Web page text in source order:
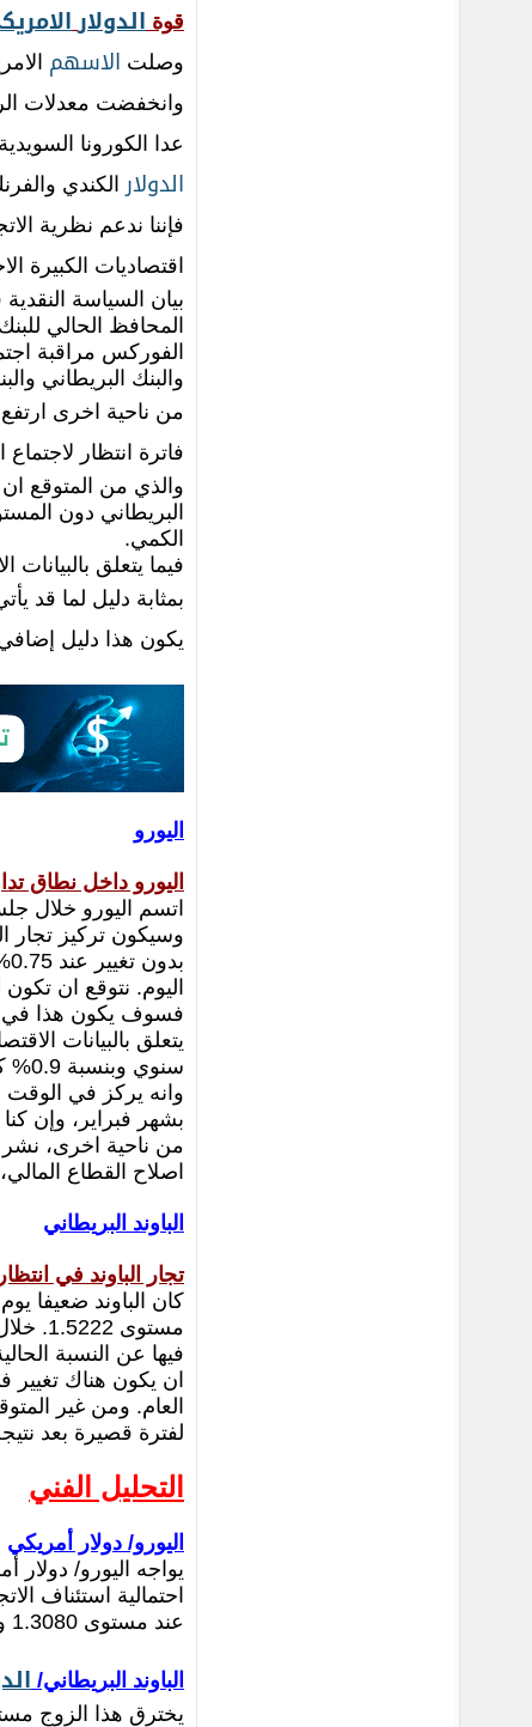
قوة الدولار
وصلت الاسهم
وانخفضت معدلات
عدا الكورونا
الدولار
فإننا ندعم نظرية
اقتصاديات الكبيرة
بيان السياسة
المحافظ الحالي
الفوركس مراقبة
والبنك البريطاني
من ناحية اخرى ارتفع
فاترة انتظار
الكمي.
بمثابة دليل لما قد
يكون هذا دليل
اليورو
اليورو داخل نطاق
اتسم اليورو خلال
وسيكون تركيز تجار
اليوم. نتوقع ان
فسوف يكون هذا في
وانه يركز في الوقت
بشهر فبراير، وإن
من ناحية اخرى، نشر
اصلاح القطاع
الباوند البريطاني
تجار الباوند في
ان يكون هناك
العام. ومن غير
لفترة قصيرة بعد
التحليل الفني
اليورو/ دولار أمريكي
عند مستوى 1.3080 و 1.3180، وقد يؤدي اختراق هذه المقاومة الى الاشارة الى اكتمال الاتجاه الهبوطي.
الباوند البريطاني/